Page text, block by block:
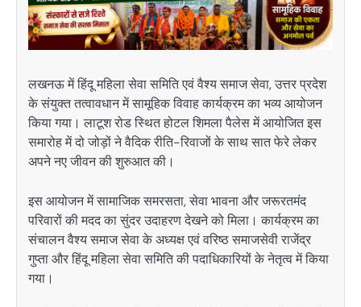
लखनऊमें हिंदू महिला सेवा समिति एवं वैश्य समाज सेवा, उत्तर प्रदेश
के संयुक्त तत्वावधान में सामूहिक विवाह कार्यक्रम का भव्य आयोजन
किया गया। लाटूश रोड स्थित होटल शिमला पैलेस में आयोजित इस
समारोह में दो जोड़ों ने वैदिक रीति-रिवाजों के साथ सात फेरे लेकर
अपने नए जीवन की शुरुआत की।
इस आयोजन में सामाजिक समरसता, सेवा भावना और जरूरतमंद
परिवारों की मदद का सुंदर उदाहरण देखने को मिला। कार्यक्रम का
संचालन वैश्य समाज सेवा के अध्यक्ष एवं वरिष्ठ समाजसेवीराजेंद्र
गुप्ताऔर हिंदू महिला सेवा समिति की पदाधिकारियों के नेतृत्व में किया
गया।